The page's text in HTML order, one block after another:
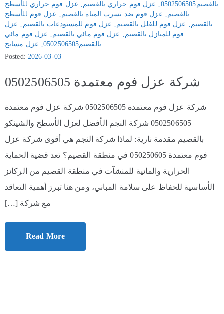
بالقصيم0502506505
‚ عزل فوم حراري بالقصيم‚ عزل فوم حراري للأسطح
بالقصيم‚ عزل فوم ضد تسرب المياه بالقصيم‚ عزل فوم للأسطح
بالقصيم‚ عزل فوم للفلل بالقصيم‚ عزل فوم للمستودعات بالقصيم ‚ عزل
فوم للمنازل بالقصيم‚ عزل فوم مائي بالقصيم‚ عزل فوم مائي
بالقصيم0502506505
‚ عزل مسابح
Posted: 2026-03-03
شركة عزل فوم معتمدة 0502506505
شركة عزل فوم معتمدة 0502506505 شركة عزل فوم معتمدة
0502506505 شركة النجم الأفضل لعزل الأسطح والشينكو
بالقصيم مقدمة نارية: لماذا شركة النجم هي أقوى شركة عزل
فوم معتمدة 050250605 في منطقة القصيم؟ تعد قضية الحماية
الحرارية والمائية للمنشآت في منطقة القصيم من الركائز
الأساسية للحفاظ على سلامة المباني، ومن هنا تبرز أهمية التعاقد
مع شركة […]
Read More